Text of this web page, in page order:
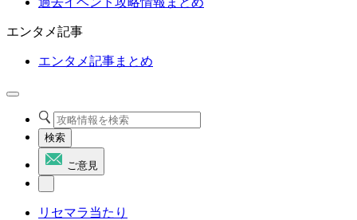
エンタメ記事
エンタメ記事まとめ
検索
ご意見
リセマラ当たり